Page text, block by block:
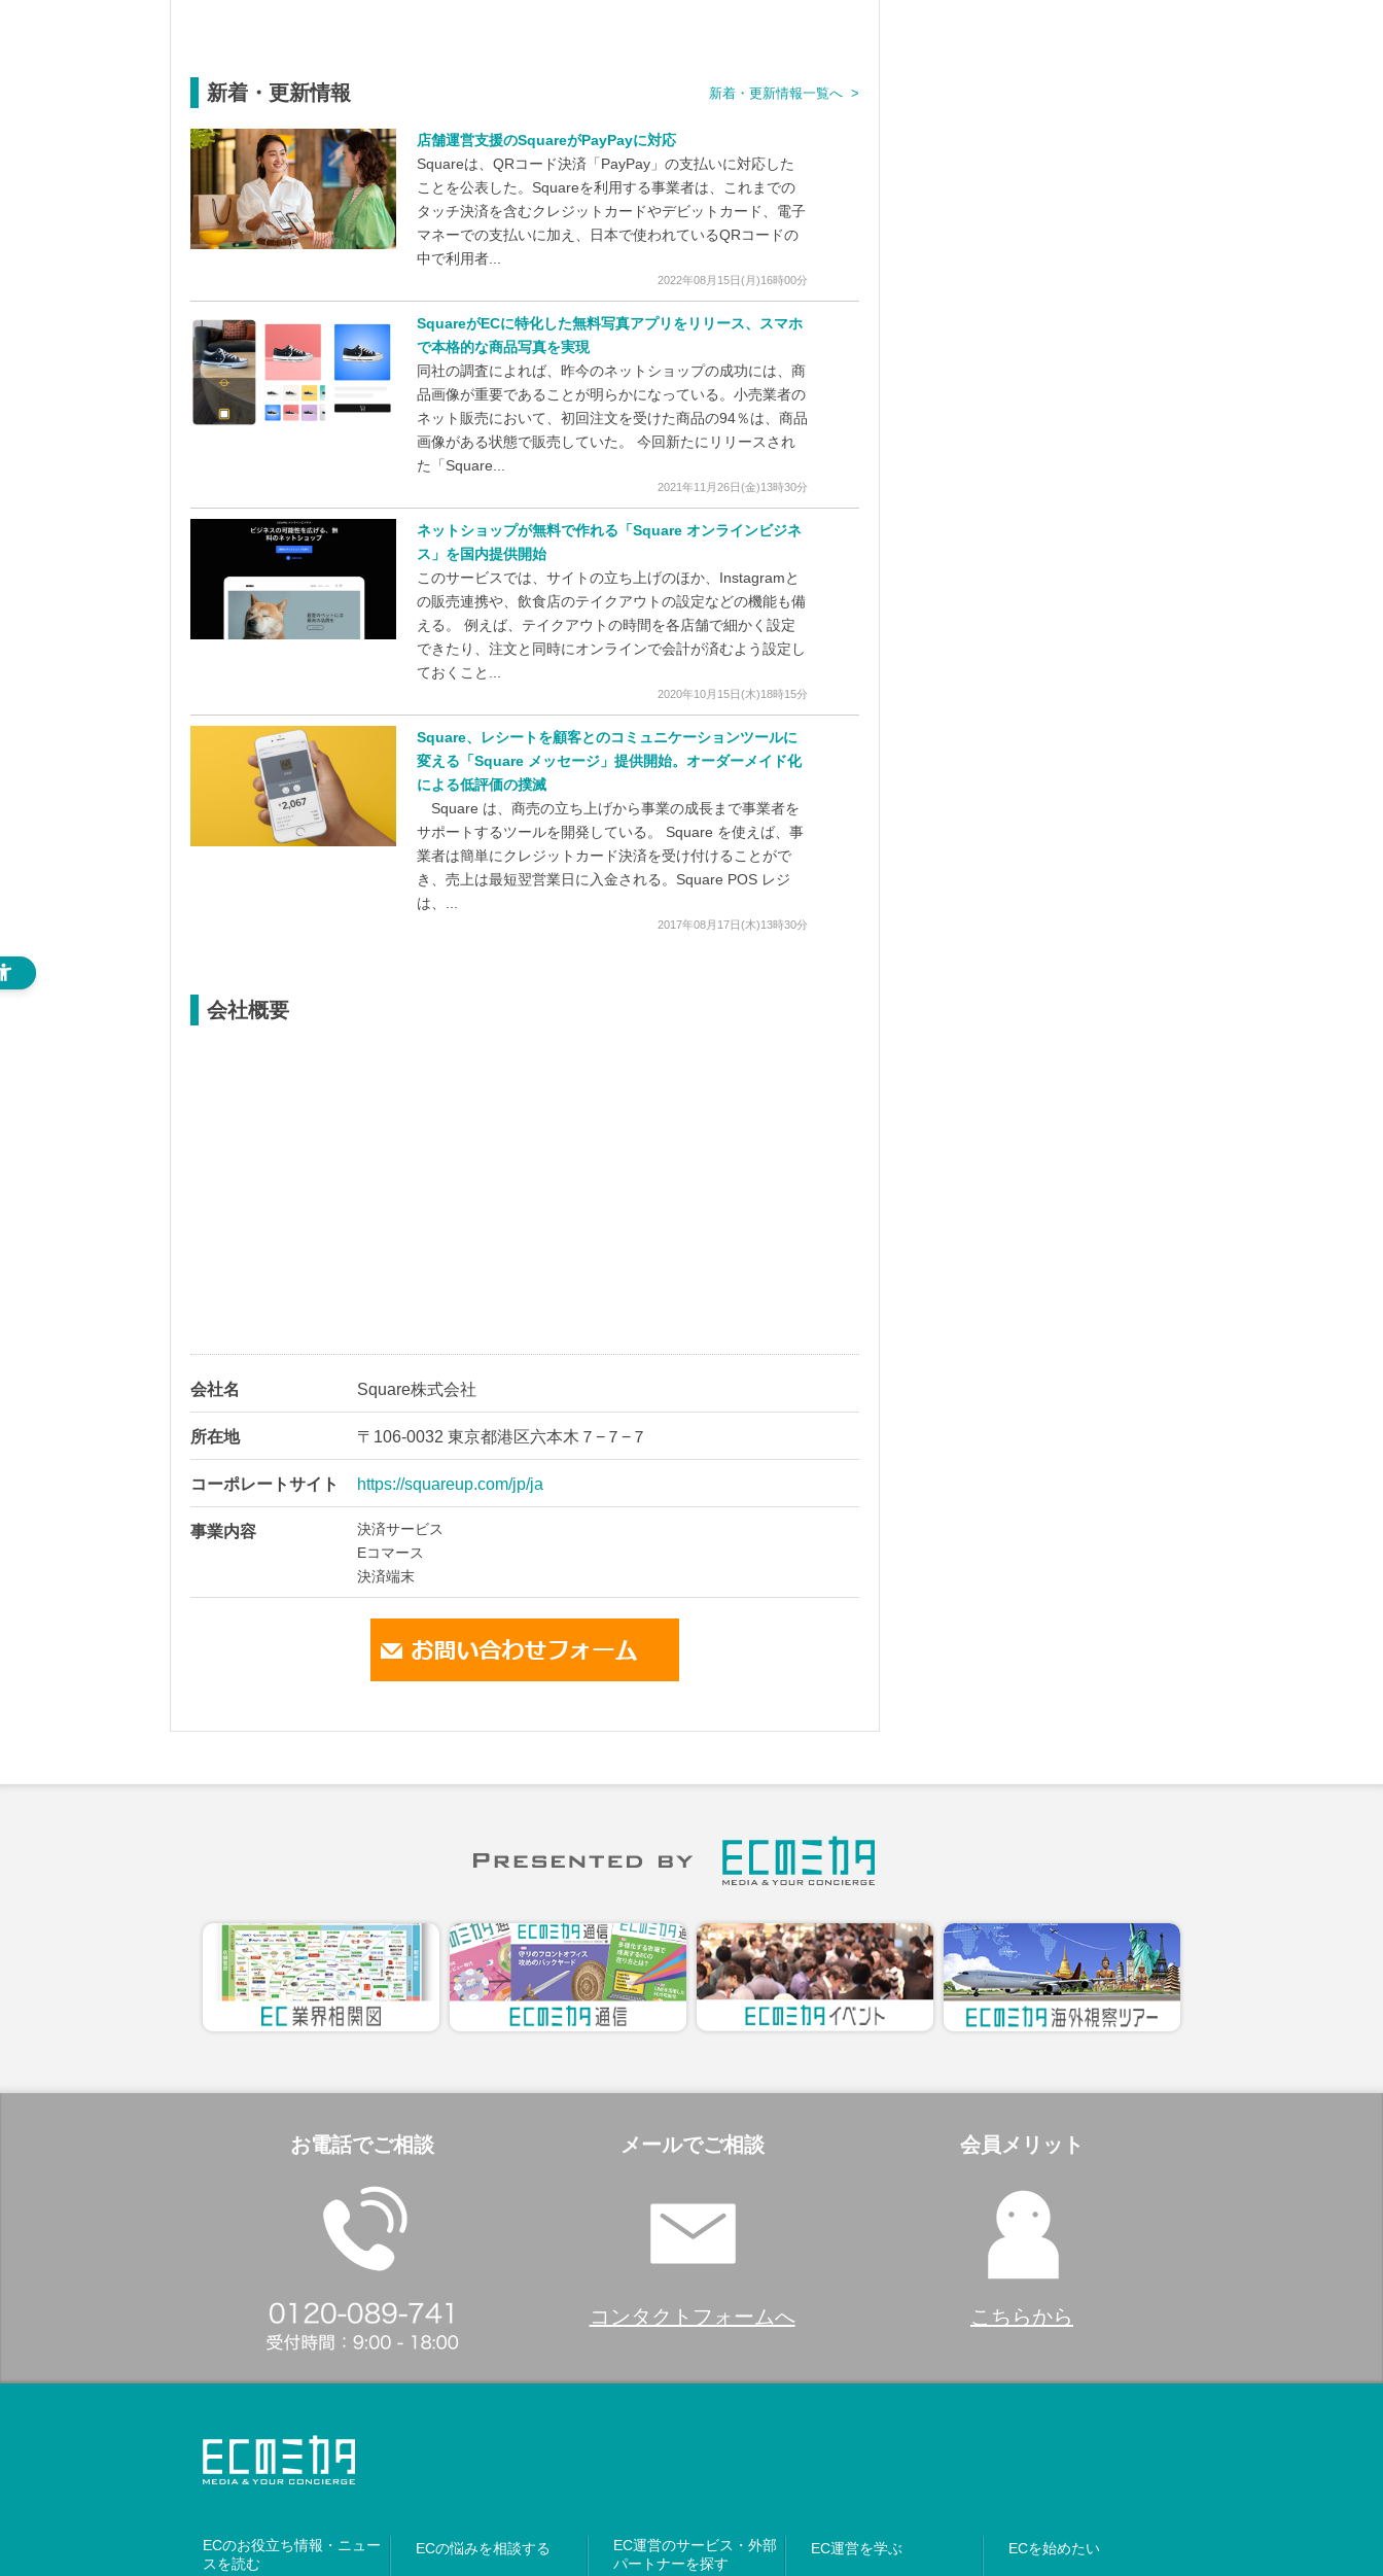
新着・更新情報 新着・更新情報一覧へ >
店舗運営支援のSquareがPayPayに対応
Squareは、QRコード決済「PayPay」の支払いに対応した
ことを公表した。Squareを利用する事業者は、これまでの
タッチ決済を含むクレジットカードやデビットカード、電子
マネーでの支払いに加え、日本で使われているQRコードの
中で利用者...
2022年08月15日(月)16時00分
SquareがECに特化した無料写真アプリをリリース、スマホ
で本格的な商品写真を実現
同社の調査によれば、昨今のネットショップの成功には、商
品画像が重要であることが明らかになっている。小売業者の
ネット販売において、初回注文を受けた商品の94％は、商品
画像がある状態で販売していた。 今回新たにリリースされ
た「Square...
2021年11月26日(金)13時30分
ネットショップが無料で作れる「Square オンラインビジネ
ス」を国内提供開始
このサービスでは、サイトの立ち上げのほか、Instagramと
の販売連携や、飲食店のテイクアウトの設定などの機能も備
える。 例えば、テイクアウトの時間を各店舗で細かく設定
できたり、注文と同時にオンラインで会計が済むよう設定し
ておくこと...
2020年10月15日(木)18時15分
Square、レシートを顧客とのコミュニケーションツールに
変える「Square メッセージ」提供開始。オーダーメイド化
による低評価の撲滅
Square は、商売の立ち上げから事業の成長まで事業者を
サポートするツールを開発している。 Square を使えば、事
業者は簡単にクレジットカード決済を受け付けることがで
き、売上は最短翌営業日に入金される。Square POS レジ
は、...
2017年08月17日(木)13時30分
会社概要
会社名 Square株式会社
所在地 〒106-0032 東京都港区六本木７−７−７
コーポレートサイト https://squareup.com/jp/ja
事業内容
決済サービス
Eコマース
決済端末
お電話でご相談 メールでご相談
コンタクトフォームへ
会員メリット
こちらから
ECのお役立ち情報・ニュー
スを読む
ECの悩みを相談する
EC運営のサービス・外部
パートナーを探す
EC運営を学ぶ ECを始めたい